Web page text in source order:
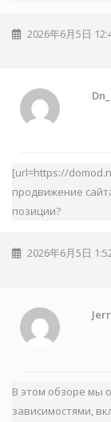
2026年6月5日
[url=https://
продвижение
позиции?
2026年6月5日
В этом обзоре мы
зависимостями,